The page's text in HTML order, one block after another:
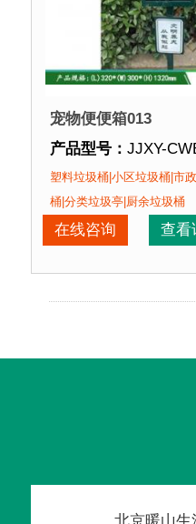
宠物便便箱013
产品型号： JJXY-
产品规格：
产品材质：钢板喷塑
产品周期：现货产品
产品特点：
1、材料
塑料垃圾桶|小区垃圾桶|市
桶|分类垃圾亭|厨余垃圾桶
在线咨询 查看